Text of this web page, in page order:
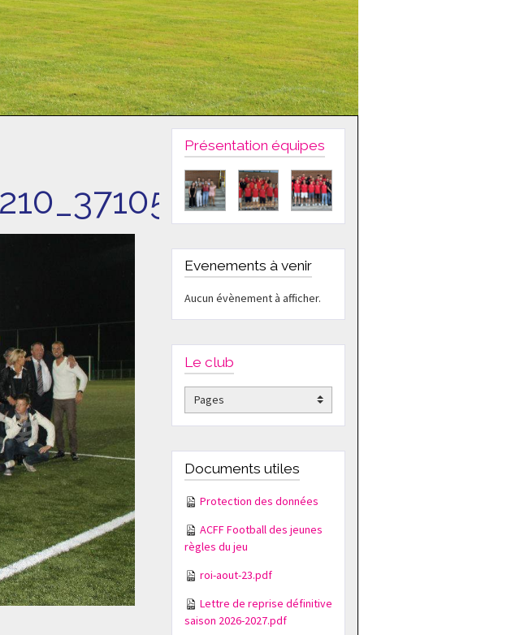
Présentation équipes
Evenements à venir
Aucun évènement à afficher.
Le club
Documents utiles
Protection des données
ACFF Football des jeunes
règles du jeu
roi-aout-23.pdf
Lettre de reprise définitive
saison 2026-2027.pdf